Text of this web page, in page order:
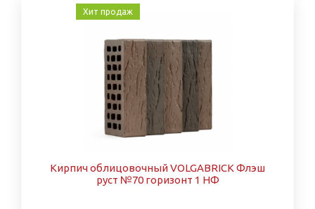
Хит продаж
Кирпич облицовочный VOLGABRICK Флэш
руст №70 горизонт 1 НФ